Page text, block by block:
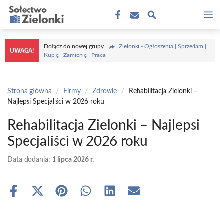
Przejdź
treści
UWAGA!
Dołącz do nowej grupy
Zielonki - Ogłoszenia | Sprzedam |
Kupię | Zamienię | Praca
Strona główna / Firmy / Zdrowie /
Rehabilitacja Zielonki –
Najlepsi Specjaliści w 2026 roku
Rehabilitacja Zielonki – Najlepsi
Specjaliści w 2026 roku
Data dodania: 1 lipca 2026 r.
Share
Share Share Share Share Share